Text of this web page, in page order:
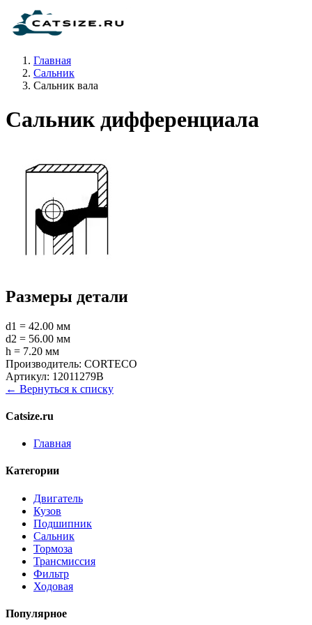
Главная
Сальник
Сальник вала
Сальник дифференциала
Размеры детали
d1 = 42.00 мм
d2 = 56.00 мм
h = 7.20 мм
Производитель: CORTECO
Артикул: 12011279B
← Вернуться к списку
Catsize.ru
Главная
Категории
Двигатель
Кузов
Подшипник
Сальник
Тормоза
Трансмиссия
Фильтр
Ходовая
Популярное